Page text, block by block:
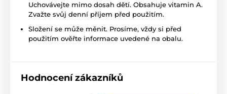
Uchovávejte mimo dosah dětí. Obsahuje vitamin A.
Zvažte svůj denní příjem před použitím.
Složení se může měnit. Prosíme, vždy si před
použitím ověřte informace uvedené na obalu.
Hodnocení zákazníků